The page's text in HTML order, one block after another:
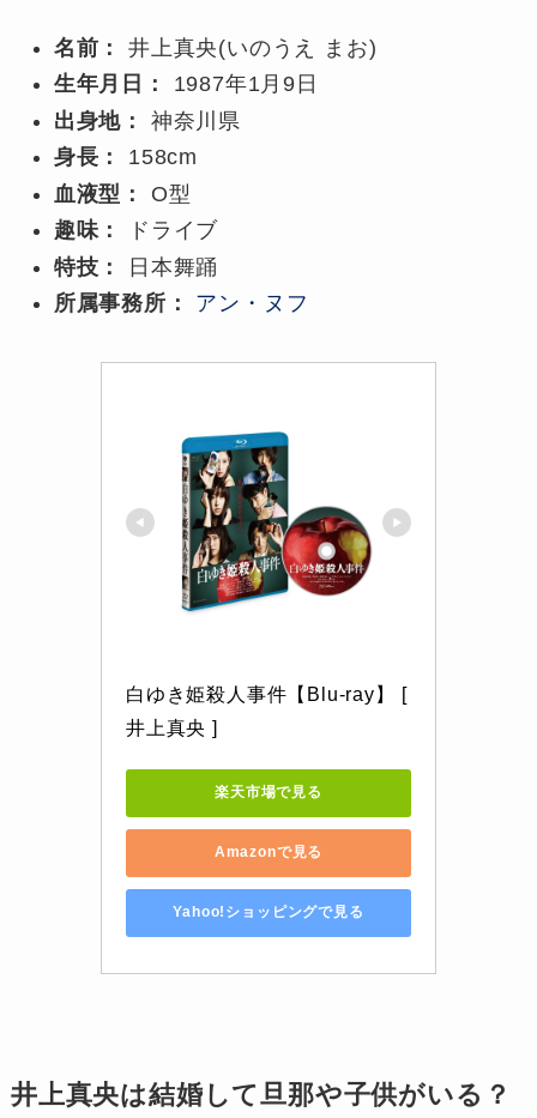
名前：
井上真央(いのうえ まお)
生年月日：
1987年1月9日
出身地：
神奈川県
身長：
158cm
血液型：
O型
趣味：
ドライブ
特技：
日本舞踊
所属事務所：
アン・ヌフ
白ゆき姫殺人事件【Blu-ray】 [
井上真央 ]
楽天市場で見る
Amazonで見る
Yahoo!ショッピングで見る
井上真央は結婚して旦那や子供がいる？